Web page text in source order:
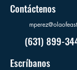
Contáctenos
(631) 899-
Escríbanos